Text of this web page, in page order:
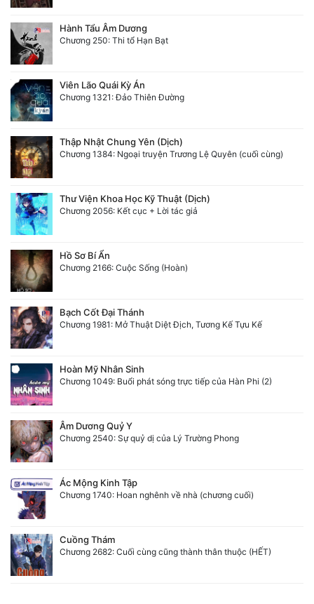
Phong Thủy - Tâm Linh
Phương Tây
Phản Phái
Quan Trường
Quân Sự
Sảng Văn
Sắc
Sủng
Thanh Xuân
Tiên Hiệp
Tiểu Thuyết
Trinh Thám
Triều Đấu
Trùng Sinh
Trọng Sinh
Tu Chân
Tu Tiên
Tội Phạm
Vô Địch
Võ Hiệp
Võng Du
Hành Tẩu Âm Dương
Chương 250: Thi tổ Hạn Bạt
Viên Lão Quái Kỳ Án
Chương 1321: Đảo Thiên Đường
Thập Nhật Chung Yên (Dịch)
Chương 1384: Ngoại truyện Trương Lệ Quyên (cuối cùng)
Thư Viện Khoa Học Kỹ Thuật (Dịch)
Chương 2056: Kết cục + Lời tác giả
Hồ Sơ Bí Ẩn
Chương 2166: Cuộc Sống (Hoàn)
Bạch Cốt Đại Thánh
Chương 1981: Mở Thuật Diệt Địch, Tương Kế Tựu Kế
Hoàn Mỹ Nhân Sinh
Chương 1049: Buổi phát sóng trực tiếp của Hàn Phi (2)
Âm Dương Quỷ Y
Chương 2540: Sự quỷ dị của Lý Trường Phong
Ác Mộng Kinh Tập
Chương 1740: Hoan nghênh về nhà (chương cuối)
Cuồng Thám
Chương 2682: Cuối cùng cũng thành thân thuộc (HẾT)